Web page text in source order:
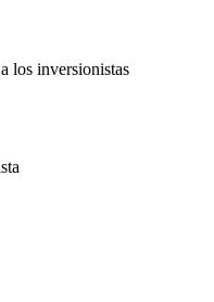
los inversionistas